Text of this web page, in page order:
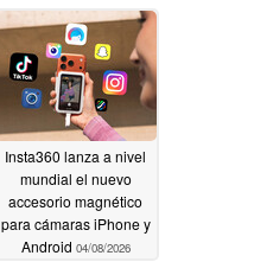
Insta360 lanza a nivel
mundial el nuevo
accesorio magnético
para cámaras iPhone y
Android 04/08/2026